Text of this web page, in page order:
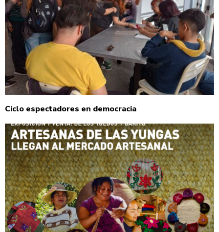
Ciclo espectadores en democracia